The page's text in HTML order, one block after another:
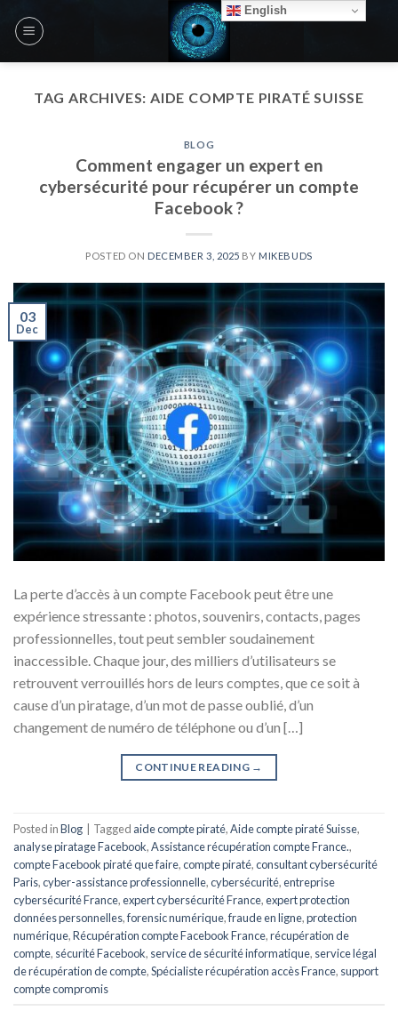
TAG ARCHIVES:AIDE COMPTE PIRATÉ SUISSE
BLOG
Comment engager un expert en
cybersécurité pour récupérer un compte
Facebook ?
POSTED ON DECEMBER 3, 2025 BY MIKEBUDS
03
Dec
La perte d’accès à un compte Facebook peut être une
expérience stressante : photos, souvenirs, contacts, pages
professionnelles, tout peut sembler soudainement
inaccessible. Chaque jour, des milliers d’utilisateurs se
retrouvent verrouillés hors de leurs comptes, que ce soit à
cause d’un piratage, d’un mot de passe oublié, d’un
changement de numéro de téléphone ou d’un […]
CONTINUE READING →
Posted inBlog Tagged aide compte piraté,Aide compte piraté Suisse,
analyse piratage Facebook,Assistance récupération compte France.,
compte Facebook piraté que faire,compte piraté,consultant cybersécurité
Paris,cyber-assistance professionnelle,cybersécurité,entreprise
cybersécurité France,expert cybersécurité France,expert protection
données personnelles,forensic numérique,fraude en ligne,protection
numérique,Récupération compte Facebook France,récupération de
compte, sécurité Facebook, service de sécurité informatique, service légal
de récupération de compte,Spécialiste récupération accès France, support
compte compromis
English